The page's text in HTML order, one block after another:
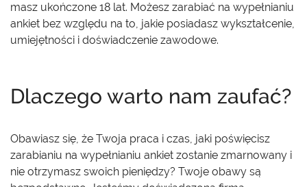
masz ukończone 18 lat. Możesz zarabiać na wypełnianiu
ankiet bez względu na to, jakie posiadasz wykształcenie,
umiejętności i doświadczenie zawodowe.
Dlaczego warto nam zaufać?
Obawiasz się, że Twoja praca i czas, jaki poświęcisz
zarabianiu na wypełnianiu ankiet zostanie zmarnowany i
nie otrzymasz swoich pieniędzy? Twoje obawy są